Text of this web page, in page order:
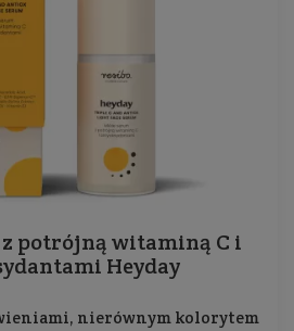
potrójną witaminą C i
Heyday
nierównym kolorytem